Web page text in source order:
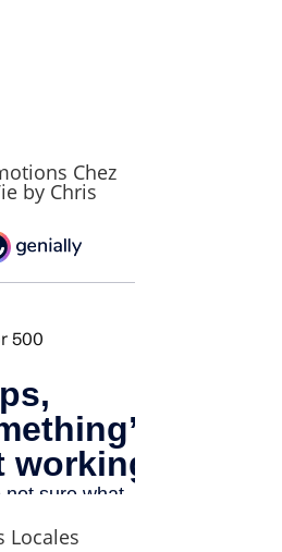
Chez
by Chris
Locales